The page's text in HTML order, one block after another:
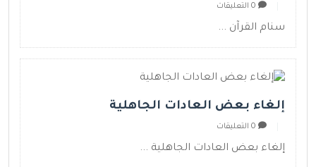
سنام القرآن ...
إلغاء بعض العادات الجاهلية
إلغاء بعض العادات الجاهلية ...